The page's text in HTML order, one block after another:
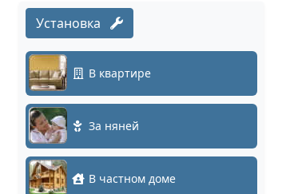
Установка
В квартире
За няней
В частном доме